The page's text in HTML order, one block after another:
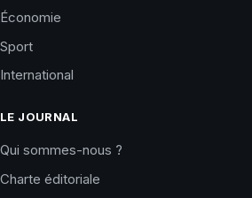
Économie
Sport
International
LE JOURNAL
Qui sommes-nous ?
Charte éditoriale